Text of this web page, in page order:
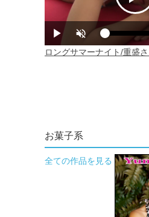
お菓子系
全ての作品を見る